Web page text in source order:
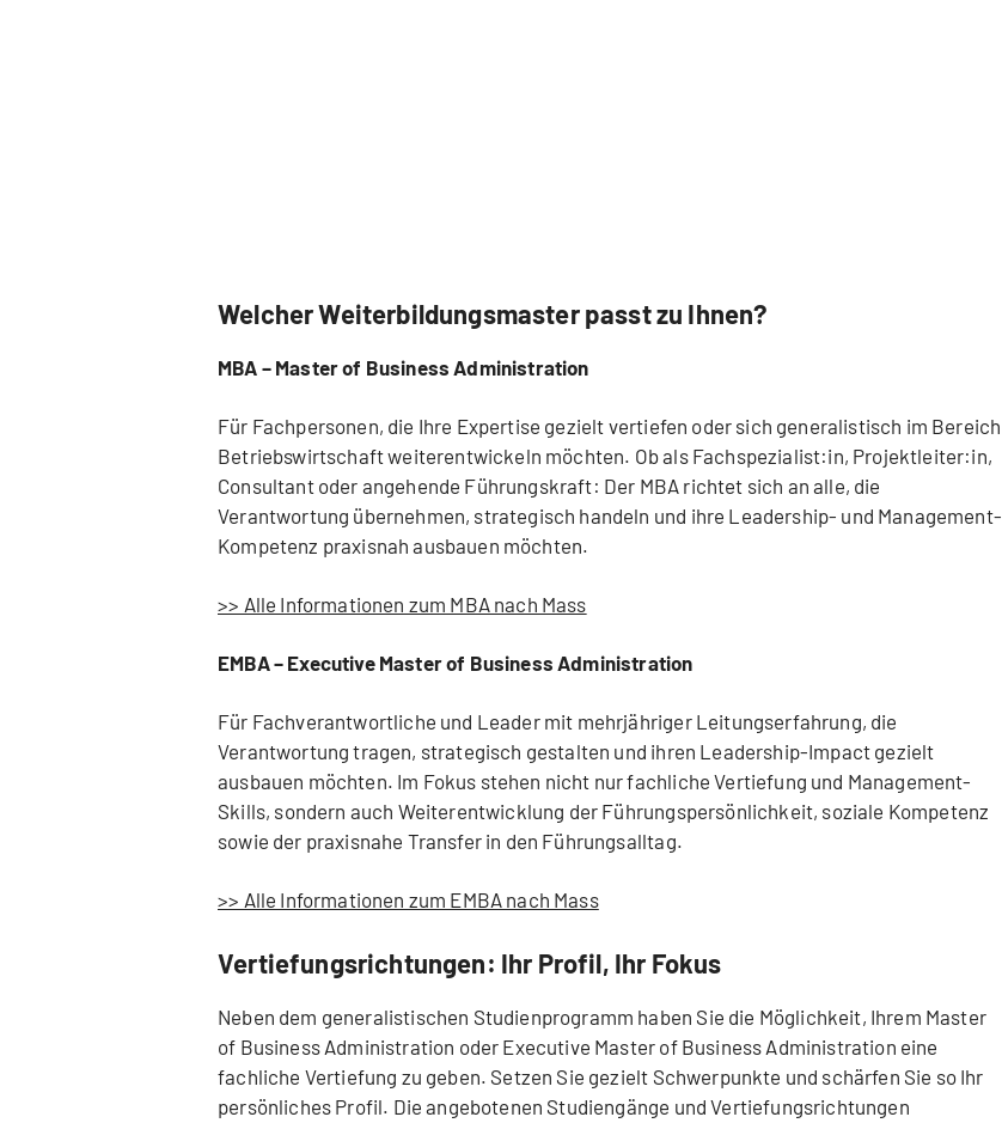
Welcher Weiterbildungsmaster passt zu Ihnen?
MBA – Master of Business Administration
Für Fachpersonen, die Ihre Expertise gezielt vertiefen oder sich generalistisch im Bereich
Betriebswirtschaft weiterentwickeln möchten. Ob als Fachspezialist:in, Projektleiter:in,
Consultant oder angehende Führungskraft: Der MBA richtet sich an alle, die
Verantwortung übernehmen, strategisch handeln und ihre Leadership- und Management-
Kompetenz praxisnah ausbauen möchten.
>> Alle Informationen zum MBA nach Mass
EMBA – Executive Master of Business Administration
Für Fachverantwortliche und Leader mit mehrjähriger Leitungserfahrung, die
Verantwortung tragen, strategisch gestalten und ihren Leadership-Impact gezielt
ausbauen möchten. Im Fokus stehen nicht nur fachliche Vertiefung und Management-
Skills, sondern auch Weiterentwicklung der Führungspersönlichkeit, soziale Kompetenz
sowie der praxisnahe Transfer in den Führungsalltag.
>> Alle Informationen zum EMBA nach Mass
Vertiefungsrichtungen: Ihr Profil, Ihr Fokus
Neben dem generalistischen Studienprogramm haben Sie die Möglichkeit, Ihrem Master
of Business Administration oder Executive Master of Business Administration eine
fachliche Vertiefung zu geben. Setzen Sie gezielt Schwerpunkte und schärfen Sie so Ihr
persönliches Profil. Die angebotenen Studiengänge und Vertiefungsrichtungen